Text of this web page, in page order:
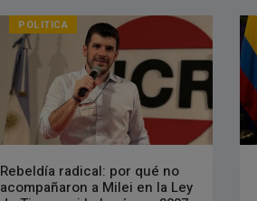
POLITICA
Rebeldía radical: por qué no
acompañaron a Milei en la Ley